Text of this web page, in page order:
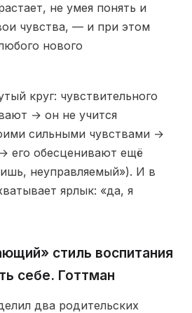
не умея понять и
чувства, — и при этом
нового
круг: чувствительного
→ он не учится
сильными чувствами →
его обесценивают ещё
неуправляемый»). И в
ярлык: «да, я
стиль воспитания
себе. Готтман
два родительских